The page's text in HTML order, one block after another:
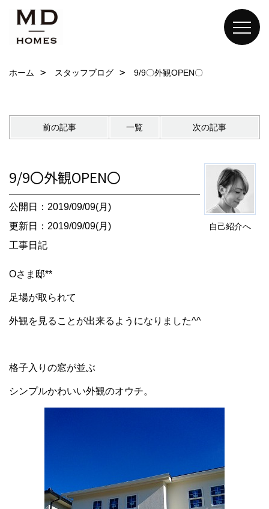
ホーム スタッフブログ 9/9〇外観OPEN〇
前の記事 一覧 次の記事
自己紹介へ
9/9〇外観OPEN〇
公開日：2019/09/09(月)
更新日：2019/09/09(月)
工事日記
Oさま邸**
足場が取られて
外観を見ることが出来るようになりました^^
格子入りの窓が並ぶ
シンプルかわいい外観のオウチ。